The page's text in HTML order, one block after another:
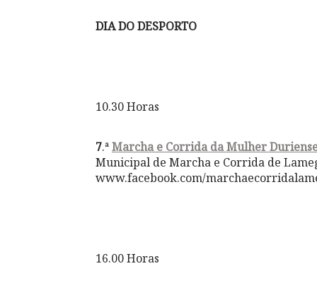
DIA DO DESPORTO
10.30 Horas
7.ªMarcha e Corrida da Mulher
Municipal de Marcha e Corrida de
www.facebook.com/
16.00 Horas